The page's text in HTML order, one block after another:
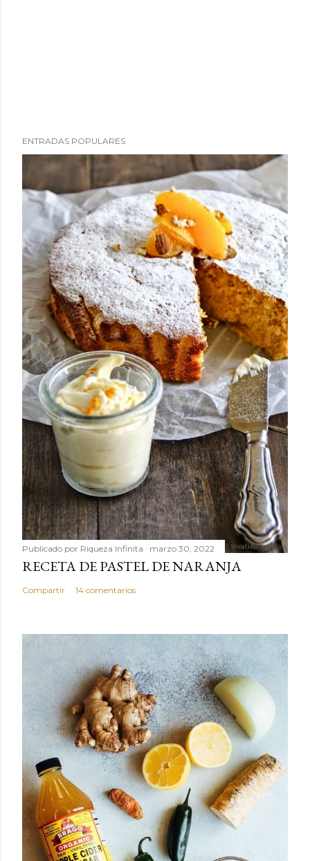
ENTRADAS POPULARES
Publicado por Riqueza Infinita marzo 30, 2022
RECETA DE PASTEL DE NARANJA
Compartir 14 comentarios